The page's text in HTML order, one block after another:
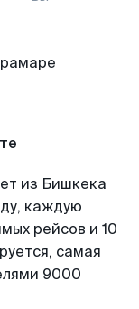
из Бишкека
каждую
рейсов и 10
самая
9000